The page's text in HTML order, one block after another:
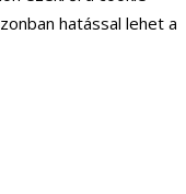
hatással lehet a